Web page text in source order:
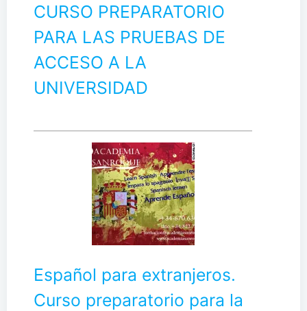
CURSO PREPARATORIO
PARA LAS PRUEBAS DE
ACCESO A LA
UNIVERSIDAD
Español para extranjeros.
Curso preparatorio para la